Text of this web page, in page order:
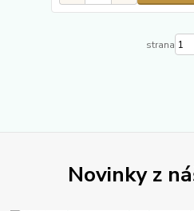
strana
Novinky z